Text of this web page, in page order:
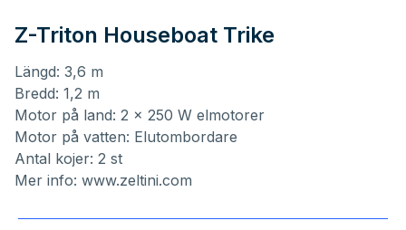
Z-Triton Houseboat Trike
Längd: 3,6 m
Bredd: 1,2 m
Motor på land: 2 x 250 W elmotorer
Motor på vatten: Elutombordare
Antal kojer: 2 st
Mer info: www.zeltini.com